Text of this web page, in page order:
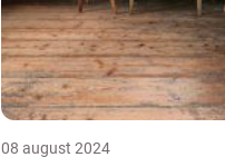
08 august 2024